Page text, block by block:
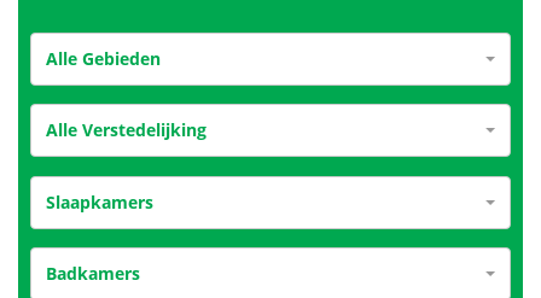
Alle Gebieden
Alle Verstedelijking
Slaapkamers
Badkamers